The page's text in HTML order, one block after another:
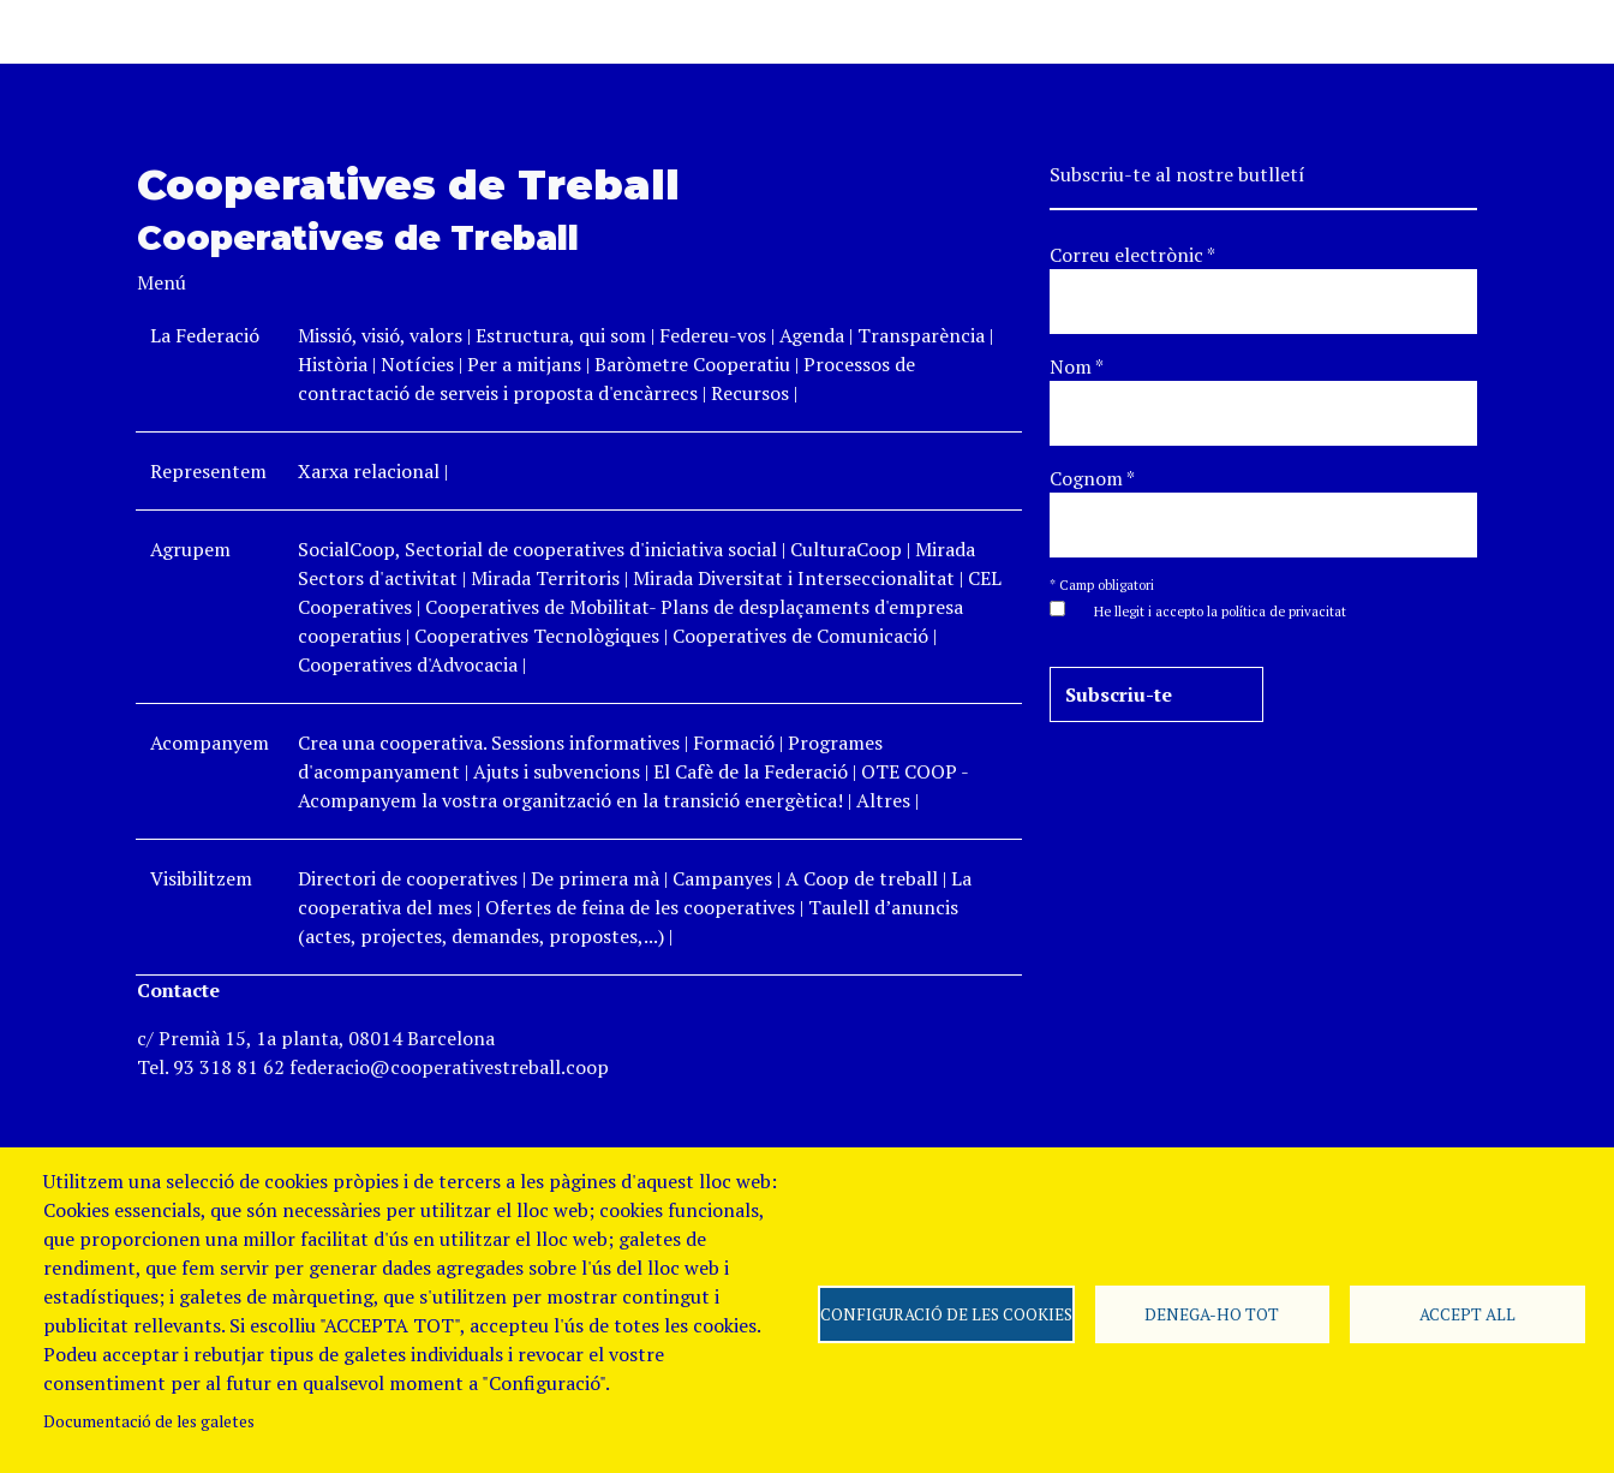
Cooperatives de Treball
Cooperatives de Treball
Menú
La Federació
Missió, visió, valors| Estructura, qui som| Federeu-vos| Agenda | Transparència|
Història| Notícies | Per a mitjans| Baròmetre Cooperatiu| Processos de
contractació de serveis i proposta d'encàrrecs| Recursos|
Representem Xarxa relacional|
Agrupem SocialCoop, Sectorial de cooperatives d'iniciativa social| CulturaCoop | Mirada
Sectors d'activitat | Mirada Territoris| Mirada Diversitat i Interseccionalitat | CEL
Cooperatives| Cooperatives de Mobilitat- Plans de desplaçaments d'empresa
cooperatius| Cooperatives Tecnològiques| Cooperatives de Comunicació|
Cooperatives d'Advocacia|
Acompanyem Crea una cooperativa. Sessions informatives| Formació| Programes
d'acompanyament | Ajuts i subvencions| El Cafè de la Federació| OTE COOP -
Acompanyem la vostra organització en la transició energètica! | Altres|
Visibilitzem Directori de cooperatives| De primera mà| Campanyes| A Coop de treball| La
cooperativa del mes| Ofertes de feina de les cooperatives| Taulell d’anuncis
(actes, projectes, demandes, propostes,...)|
Contacte
c/ Premià 15, 1a planta, 08014 Barcelona
Tel. 93 318 81 62 federacio@cooperativestreball.coop
Subscriu-te al nostre butlletí
Correu electrònic*
Nom*
Cognom*
* Camp obligatori
He llegit i accepto la política de privacitat
Utilitzem una selecció de cookies pròpies i de tercers a les pàgines d'aquest lloc web:
Cookies essencials, que són necessàries per utilitzar el lloc web; cookies funcionals,
que proporcionen una millor facilitat d'ús en utilitzar el lloc web; galetes de
rendiment, que fem servir per generar dades agregades sobre l'ús del lloc web i
estadístiques; i galetes de màrqueting, que s'utilitzen per mostrar contingut i
publicitat rellevants. Si escolliu "ACCEPTA TOT", accepteu l'ús de totes les cookies.
Podeu acceptar i rebutjar tipus de galetes individuals i revocar el vostre
consentiment per al futur en qualsevol moment a "Configuració".
Documentació de les galetes
CONFIGURACIÓ DE LES COOKIES DENEGA-HO TOT ACCEPT ALL
Avis Legal i Política de galetes Política de Privacitat
de denúncies